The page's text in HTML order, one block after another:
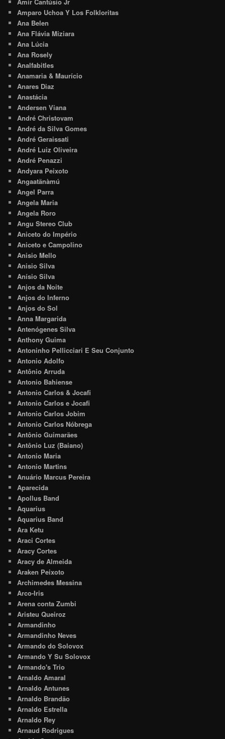
Amir Cantúsio Jr
Amparo Uchoa Y Los Folkloritas
Ana Belen
Ana Flávia Miziara
Ana Lúcia
Ana Rosely
Analfabitles
Anamaria & Maurício
Anares Diaz
Anastácia
Andersen Viana
André Christovam
André da Silva Gomes
André Geraissati
André Luiz Oliveira
André Penazzi
Andyara Peixoto
Angaatãnàmú
Angel Parra
Angela Maria
Angela Roro
Angu Stereo Club
Aniceto do Império
Aniceto e Campolino
Anisio Mello
Anisio Silva
Anísio Silva
Anjos da Noite
Anjos do Inferno
Anjos do Sol
Anna Margarida
Antenógenes Silva
Anthony Guima
Antoninho Pellicciari E Seu Conjunto
Antonio Adolfo
Antônio Arruda
Antonio Bahiense
Antonio Carlos & Jocafi
Antonio Carlos e Jocafi
Antonio Carlos Jobim
Antonio Carlos Nóbrega
Antônio Guimarães
Antônio Luz (Baiano)
Antonio Maria
Antonio Martins
Anuário Marcus Pereira
Aparecida
Apollus Band
Aquarius
Aquarius Band
Ara Ketu
Araci Cortes
Aracy Cortes
Aracy de Almeida
Araken Peixoto
Archimedes Messina
Arco-Iris
Arena conta Zumbi
Aristeu Queiroz
Armandinho
Armandinho Neves
Armando do Solovox
Armando Y Su Solovox
Armando's Trio
Arnaldo Amaral
Arnaldo Antunes
Arnaldo Brandão
Arnaldo Estrella
Arnaldo Rey
Arnaud Rodrigues